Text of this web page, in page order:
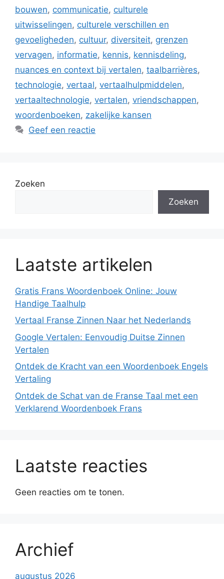
bouwen, communicatie, culturele
uitwisselingen, culturele verschillen en
gevoeligheden, cultuur, diversiteit, grenzen
vervagen, informatie, kennis, kennisdeling,
nuances en context bij vertalen, taalbarrières,
technologie, vertaal, vertaalhulpmiddelen,
vertaaltechnologie, vertalen, vriendschappen,
woordenboeken, zakelijke kansen
Geef een reactie
Zoeken
Zoeken
Laatste artikelen
Gratis Frans Woordenboek Online: Jouw
Handige Taalhulp
Vertaal Franse Zinnen Naar het Nederlands
Google Vertalen: Eenvoudig Duitse Zinnen
Vertalen
Ontdek de Kracht van een Woordenboek Engels
Vertaling
Ontdek de Schat van de Franse Taal met een
Verklarend Woordenboek Frans
Laatste reacties
Geen reacties om te tonen.
Archief
augustus 2026